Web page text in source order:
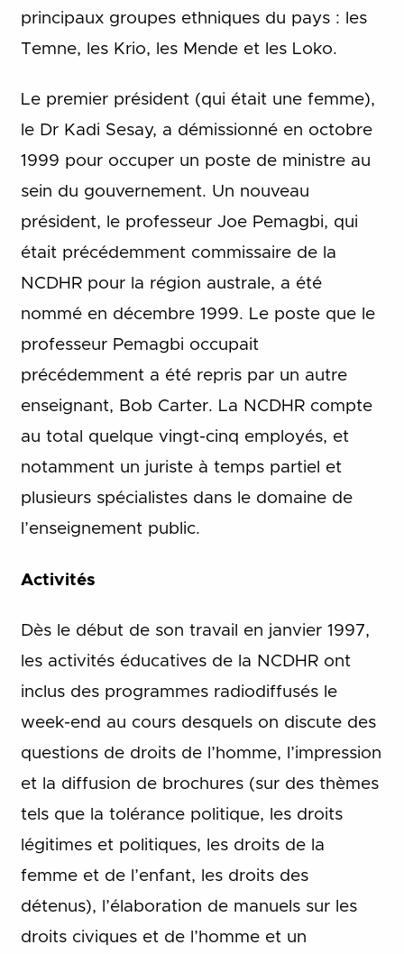
principaux groupes ethniques du pays : les
Temne, les Krio, les Mende et les Loko.
Le premier président (qui était une femme),
le Dr Kadi Sesay, a démissionné en octobre
1999 pour occuper un poste de ministre au
sein du gouvernement. Un nouveau
président, le professeur Joe Pemagbi, qui
était précédemment commissaire de la
NCDHR pour la région australe, a été
nommé en décembre 1999. Le poste que le
professeur Pemagbi occupait
précédemment a été repris par un autre
enseignant, Bob Carter. La NCDHR compte
au total quelque vingt-cinq employés, et
notamment un juriste à temps partiel et
plusieurs spécialistes dans le domaine de
l’enseignement public.
Activités
Dès le début de son travail en janvier 1997,
les activités éducatives de la NCDHR ont
inclus des programmes radiodiffusés le
week-end au cours desquels on discute des
questions de droits de l’homme, l’impression
et la diffusion de brochures (sur des thèmes
tels que la tolérance politique, les droits
légitimes et politiques, les droits de la
femme et de l’enfant, les droits des
détenus), l’élaboration de manuels sur les
droits civiques et de l’homme et un